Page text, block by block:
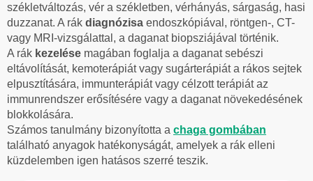
székletváltozás, vér a székletben, vérhányás, sárgaság, hasi
duzzanat. A rák diagnózisa endoszkópiával, röntgen-, CT-
vagy MRI-vizsgálattal, a daganat biopsziájával történik.
A rák kezelése magában foglalja a daganat sebészi
eltávolítását, kemoterápiát vagy sugárterápiát a rákos sejtek
elpusztítására, immunterápiát vagy célzott terápiát az
immunrendszer erősítésére vagy a daganat növekedésének
blokkolására.
Számos tanulmány bizonyította a chaga gombában
található anyagok hatékonyságát, amelyek a rák elleni
küzdelemben igen hatásos szerré teszik.